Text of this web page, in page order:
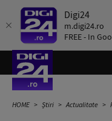
Digi24
m.digi24.ro
FREE - In
HOME Știri Actualitate